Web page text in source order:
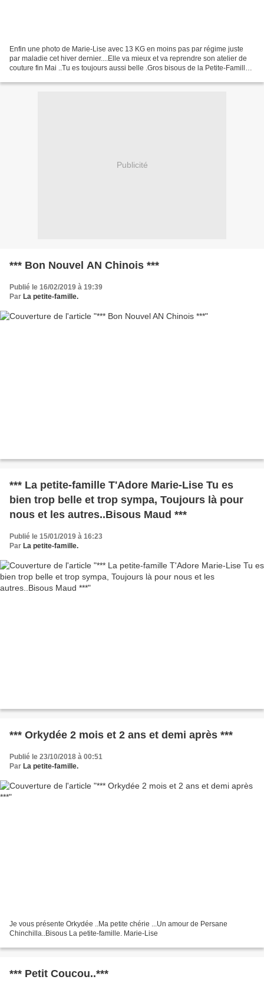
Enfin une photo de Marie-Lise avec 13 KG en moins pas par régime juste
par maladie cet hiver dernier....Elle va mieux et va reprendre son atelier de
couture fin Mai ..Tu es toujours aussi belle .Gros bisous de la Petite-Famille
Publicité
*** Bon Nouvel AN Chinois ***
Publié le 16/02/2019 à 19:39
Par La petite-famille.
*** La petite-famille T'Adore Marie-Lise Tu es
bien trop belle et trop sympa, Toujours là pour
nous et les autres..Bisous Maud ***
Publié le 15/01/2019 à 16:23
Par La petite-famille.
*** Orkydée 2 mois et 2 ans et demi après ***
Publié le 23/10/2018 à 00:51
Par La petite-famille.
Je vous présente Orkydée ..Ma petite chérie ...Un amour de Persane
Chinchilla..Bisous La petite-famille. Marie-Lise
*** Petit Coucou..***